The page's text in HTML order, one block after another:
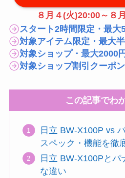
８月４(火)20:00～８
スタート2時間限定・最大
対象アイテム限定・最大
対象ショップ・最大2000
対象ショップ割引クーポン
この記事でわ
日立 BW-X100P vs
スペック・機能を徹
日立 BW-X100Pとパ
な違い